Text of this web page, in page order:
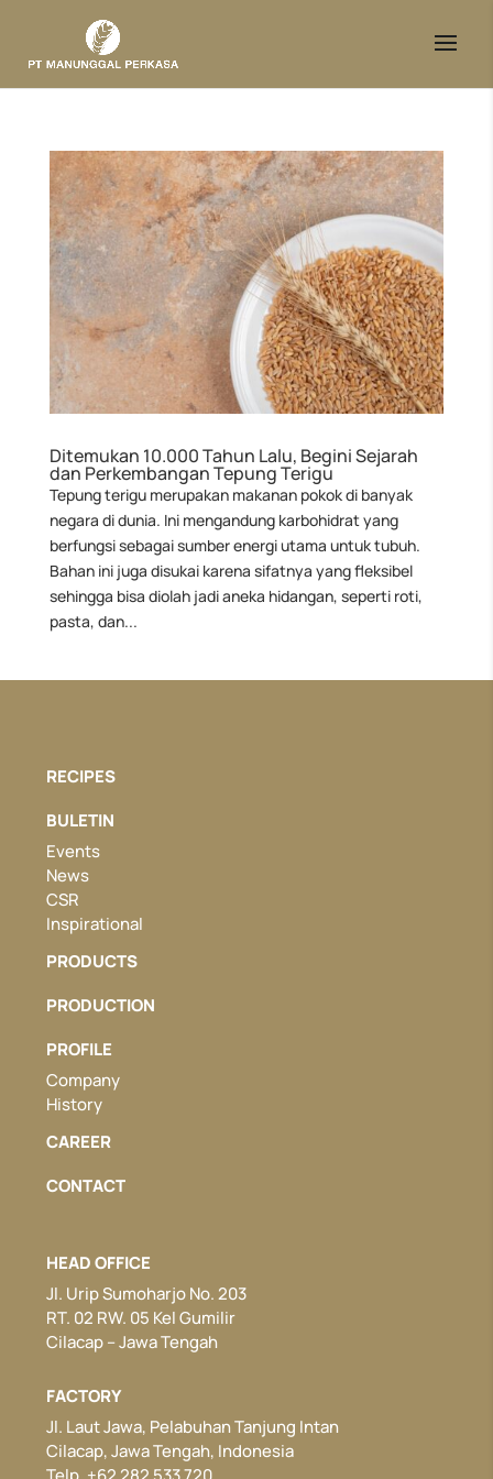
Ditemukan 10.000 Tahun Lalu, Begini Sejarah
dan Perkembangan Tepung Terigu
Tepung terigu merupakan makanan pokok di banyak
negara di dunia. Ini mengandung karbohidrat yang
berfungsi sebagai sumber energi utama untuk tubuh.
Bahan ini juga disukai karena sifatnya yang fleksibel
sehingga bisa diolah jadi aneka hidangan, seperti roti,
pasta, dan...
RECIPES
BULETIN
Events
News
CSR
Inspirational
PRODUCTS
PRODUCTION
PROFILE
Company
History
CAREER
CONTACT
HEAD OFFICE
Jl. Urip Sumoharjo No. 203
RT. 02 RW. 05 Kel Gumilir
Cilacap – Jawa Tengah
FACTORY
Jl. Laut Jawa, Pelabuhan Tanjung Intan
Cilacap, Jawa Tengah, Indonesia